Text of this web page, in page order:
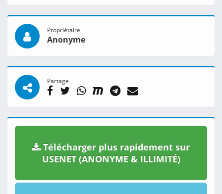
Propriétaire
Anonyme
Partage
Télécharger plus rapidement sur
USENET (ANONYME & ILLIMITÉ)